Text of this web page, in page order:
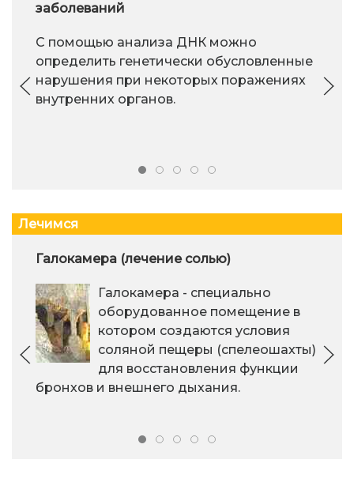
заболеваний
С помощью анализа ДНК можно
определить генетически обусловленные
нарушения при некоторых поражениях
внутренних органов.
Лечимся
Галокамера (лечение солью)
Галокамера - специально
оборудованное помещение в
котором создаются условия
соляной пещеры (спелеошахты)
для восстановления функции
бронхов и внешнего дыхания.